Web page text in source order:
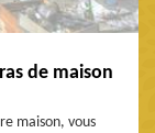
de maison
maison, vous